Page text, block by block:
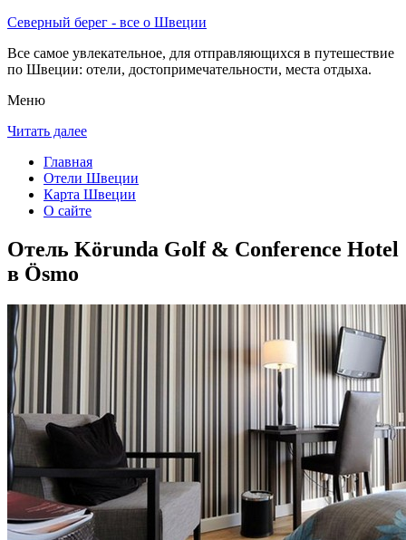
Северный берег - все о Швеции
Все самое увлекательное, для отправляющихся в путешествие
по Швеции: отели, достопримечательности, места отдыха.
Меню
Читать далее
Главная
Отели Швеции
Карта Швеции
О сайте
Отель Körunda Golf & Conference Hotel
в Ösmo